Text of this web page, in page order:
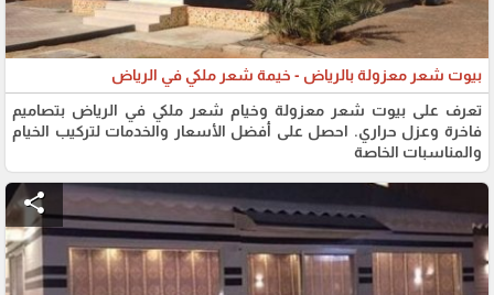
بيوت شعر معزولة بالرياض - خيمة شعر ملكي في الرياض
تعرف على بيوت شعر معزولة وخيام شعر ملكي في الرياض بتصاميم
فاخرة وعزل حراري. احصل على أفضل الأسعار والخدمات لتركيب الخيام
والمناسبات الخاصة
share